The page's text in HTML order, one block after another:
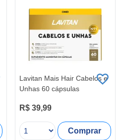
Lavitan Mais Hair Cabelos e
Unhas 60 cápsulas
R$ 39,99
Comprar